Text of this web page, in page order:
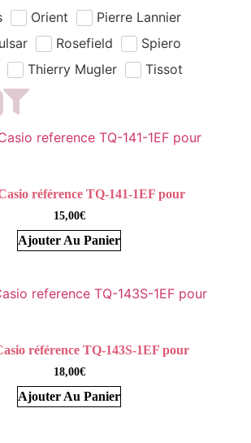
Orient
Pierre Lannier
Rosefield
Spiero
Thierry Mugler Tissot
référence TQ-141-1EF pour
15,00€
Ajouter Au Panier
référence TQ-143S-1EF pour
18,00€
Ajouter Au Panier